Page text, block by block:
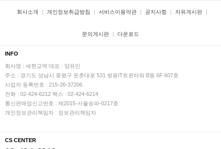
회사소개 개인정보취급방침 서비스이용약관 공지사항 자유게시판
문의게시판 다운로드
INFO
회사명 : 세현교역 대표 : 양유민
주소 : 경기도 성남시 중원구 둔춘대로 531 쌍용IT트윈타워 B동 6F 607호
사업자 등록번호 : 215-26-37206
전화 : 02-424-6212 팩스 : 02-424-6214
통신판매업신고번호 : 제2015-서울송파-0217호
개인정보관리책임자 : 정보관리책임자
CS CENTER